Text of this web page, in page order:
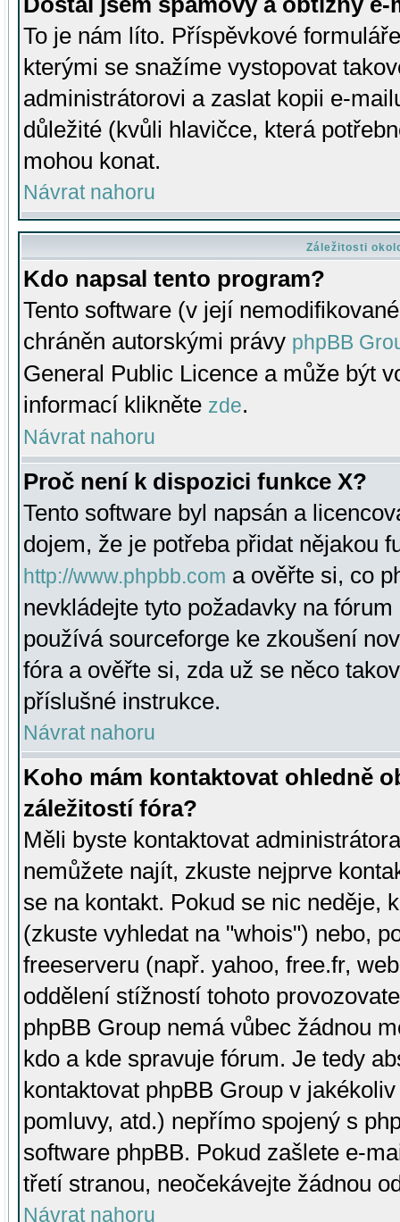
To je nám líto. Příspěvkové
kterými se snažíme vystopovat
administrátorovi a zaslat kopii e-
důležité (kvůli hlavičce, která
mohou konat.
Návrat nahoru
Záležitosti
Kdo napsal tento program?
Tento software (v její
chráněn autorskými právy phpBB
General Public Licence a může být
informací klikněte zde.
Návrat nahoru
Proč není k dispozici funkce X?
Tento software byl napsán a
dojem, že je potřeba přidat nějakou
http://www.phpbb.com a ověřte si, co
nevkládejte tyto požadavky na
používá sourceforge ke zkoušení
fóra a ověřte si, zda už se něco
příslušné instrukce.
Návrat nahoru
Koho mám kontaktovat ohledně
záležitostí fóra?
Měli byste kontaktovat
nemůžete najít, zkuste nejprve
se na kontakt. Pokud se nic neděje,
(zkuste vyhledat na "whois") nebo,
freeserveru (např. yahoo, free.fr,
oddělení stížností tohoto
phpBB Group nemá vůbec žádnou
kdo a kde spravuje fórum. Je tedy
kontaktovat phpBB Group v
pomluvy, atd.) nepřímo spojený s
software phpBB. Pokud zašlete e-
třetí stranou, neočekávejte žádnou
Návrat nahoru